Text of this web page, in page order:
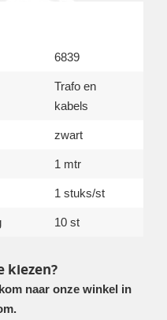
6839
Trafo en
kabels
zwart
1 mtr
1 stuks/st
10 st
kiezen?
naar onze winkel in